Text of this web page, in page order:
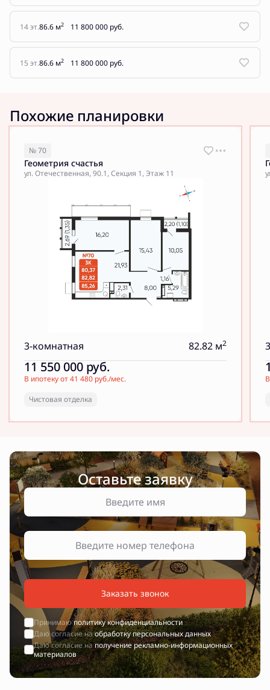
14 эт.86.6 м2 11 800 000 руб.
15 эт.86.6 м2 11 800 000 руб.
Похожие планировки
№ 70
Геометрия счастья
ул. Отечественная, 90.1, Секция 1, Этаж 11
3-комнатная 82.82 м2
11 550 000 руб.
В ипотеку от 41 480 руб./мес.
Чистовая отделка
Оставьте заявку
Заказать звонок
Принимаюполитику конфиденциальности
Даю согласие наобработку персональных данных
Даю согласие наполучение рекламно-информационных
материалов